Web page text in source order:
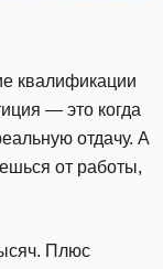
квалификации
— это когда
отдачу. А
от работы,
Плюс